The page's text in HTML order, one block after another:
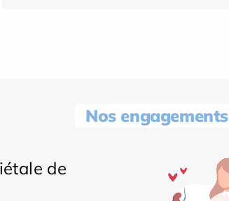
Nos engagements
de